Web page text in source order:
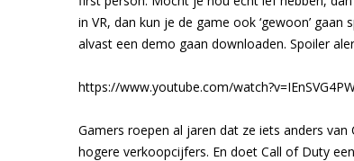
in VR, dan kun je de game ook ‘gewoon’
alvast een demo gaan downloaden. Spoiler
https://www.youtube.com/
Gamers roepen al jaren dat ze iets anders
hogere verkoopcijfers. En doet Call of Duty